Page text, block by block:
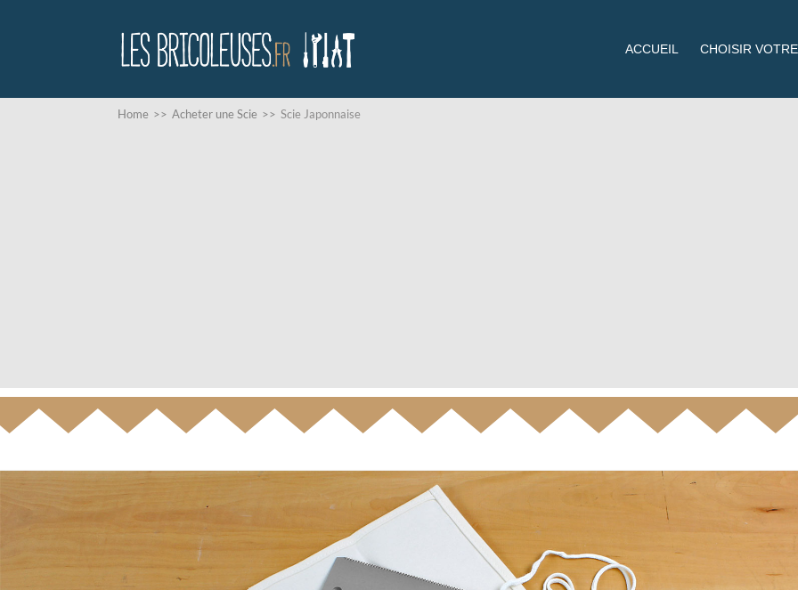
ACCUEIL CHOISIR
Home >> Acheter une Scie >> Scie Japonnaise